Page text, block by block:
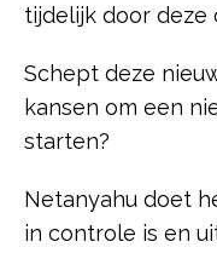
tijdelijk door deze
Schept deze
kansen om een
starten?
Netanyahu doet
in controle is en